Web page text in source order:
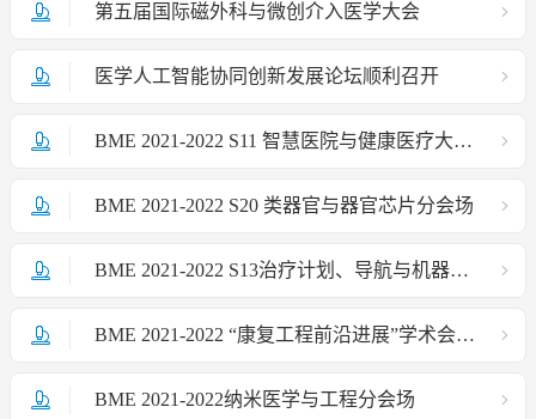
第五届国际磁外科与微创介入医学大会
医学人工智能协同创新发展论坛顺利召开
BME 2021-2022 S11 智慧医院与健康医疗大数据分会场
BME 2021-2022 S20 类器官与器官芯片分会场
BME 2021-2022 S13治疗计划、导航与机器人辅助分会场
BME 2021-2022 “康复工程前沿进展”学术会议成功举办
BME 2021-2022纳米医学与工程分会场